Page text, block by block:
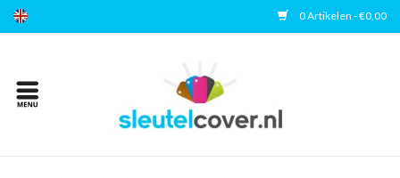
0 Artikelen - €0,00
Home